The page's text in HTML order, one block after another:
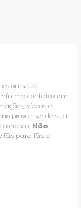
ou seus
contato com
vídeos e
provar ser de sua
Não
fãs para fãs e